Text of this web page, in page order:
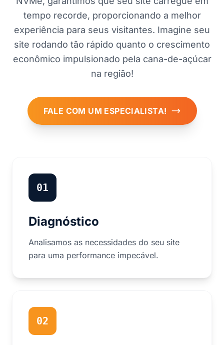
tempo recorde, proporcionando a melhor
experiência para seus visitantes. Imagine seu
site rodando tão rápido quanto o crescimento
econômico impulsionado pela cana-de-açúcar
na região!
FALE COM UM ESPECIALISTA!
01
Diagnóstico
Analisamos as necessidades do seu site
para uma performance impecável.
02